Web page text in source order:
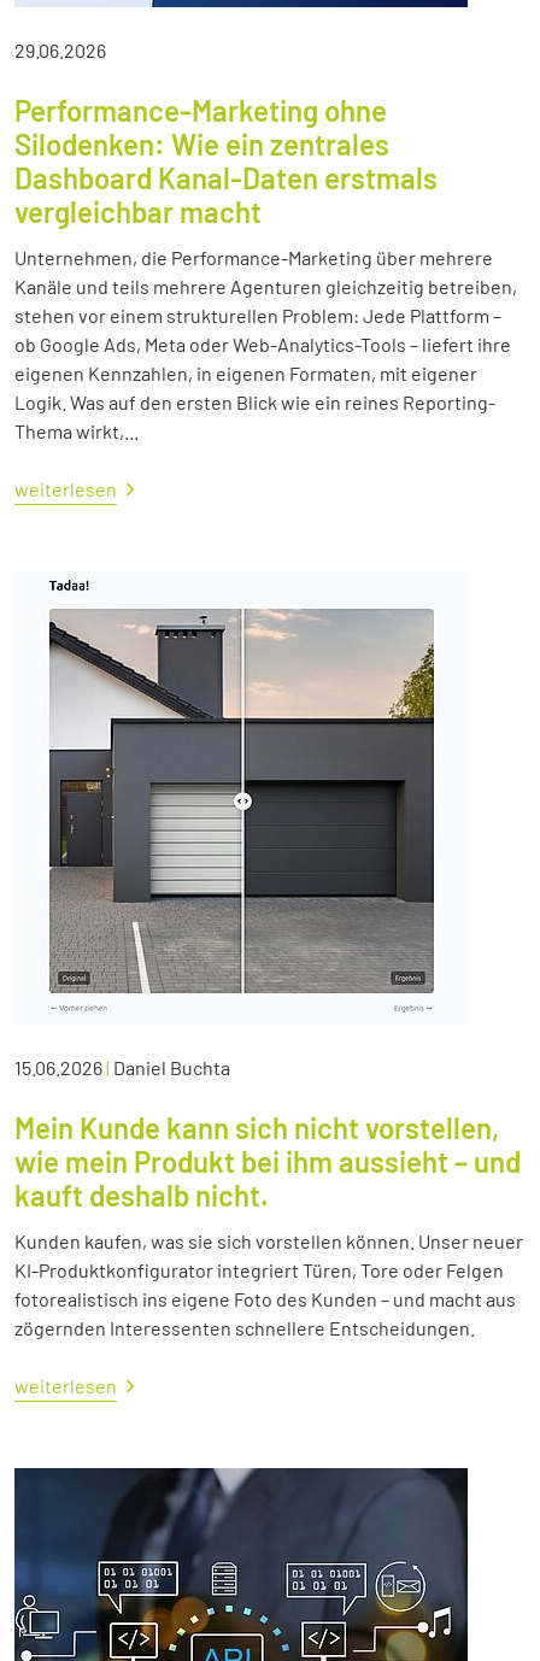
29.06.2026
Performance-Marketing ohne
Silodenken: Wie ein zentrales
Dashboard Kanal-Daten erstmals
vergleichbar macht
Unternehmen, die Performance-Marketing über mehrere
Kanäle und teils mehrere Agenturen gleichzeitig betreiben,
stehen vor einem strukturellen Problem: Jede Plattform –
ob Google Ads, Meta oder Web-Analytics-Tools – liefert ihre
eigenen Kennzahlen, in eigenen Formaten, mit eigener
Logik. Was auf den ersten Blick wie ein reines Reporting-
Thema wirkt,...
weiterlesen
15.06.2026| Daniel Buchta
Mein Kunde kann sich nicht vorstellen,
wie mein Produkt bei ihm aussieht – und
kauft deshalb nicht.
Kunden kaufen, was sie sich vorstellen können. Unser neuer
KI-Produktkonfigurator integriert Türen, Tore oder Felgen
fotorealistisch ins eigene Foto des Kunden – und macht aus
zögernden Interessenten schnellere Entscheidungen.
weiterlesen